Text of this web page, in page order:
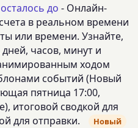
до - Онлайн-
в реальном времени
или времени. Узнайте,
часов, минут и
ходом
событий (Новый
пятница 17:00,
итоговой сводкой для
для отправки.
Новый